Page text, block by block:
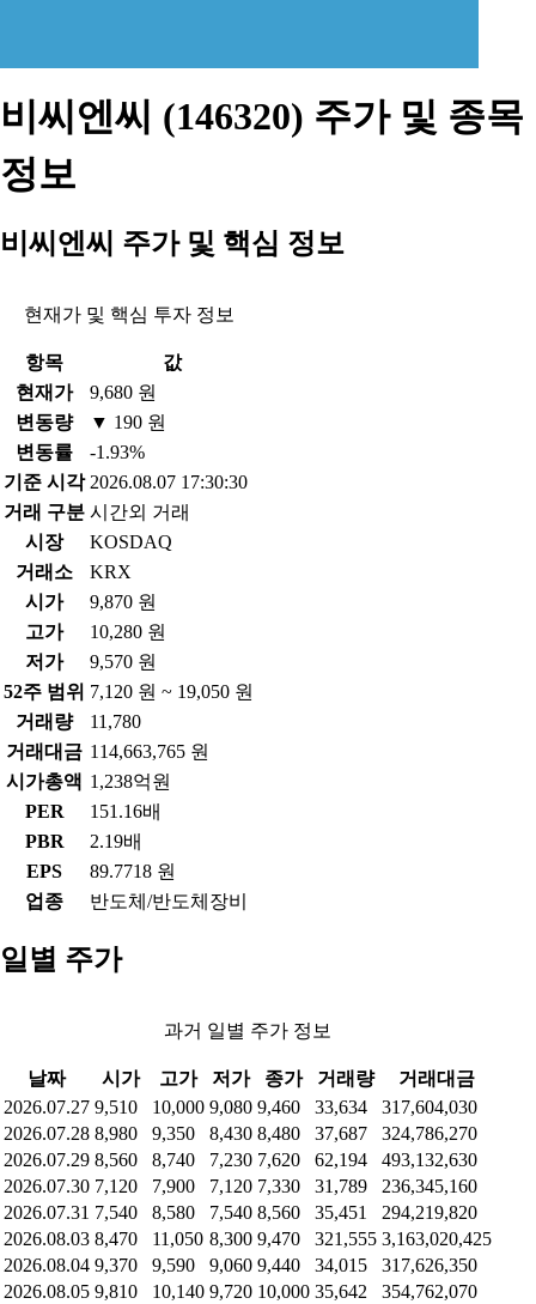
비씨엔씨 (146320) 주가 및 종목
정보
비씨엔씨 주가 및 핵심 정보
현재가 및 핵심 투자 정보
항목
값
현재가
9,680 원
변동량
▼ 190 원
변동률
-1.93%
기준 시각 2026.08.07 17:30:30
거래 구분 시간외 거래
시장
KOSDAQ
거래소
KRX
시가
9,870 원
고가
10,280 원
저가
9,570 원
52주 범위 7,120 원 ~ 19,050 원
거래량
11,780
거래대금 114,663,765 원
시가총액 1,238억원
PER
151.16배
PBR
2.19배
EPS
89.7718 원
업종
반도체/반도체장비
일별 주가
과거 일별 주가 정보
날짜 시가 고가 저가 종가 거래량
거래대금
2026.07.27 9,510 10,000 9,080 9,460 33,634
317,604,030
2026.07.28 8,980 9,350 8,430 8,480 37,687
324,786,270
2026.07.29 8,560 8,740 7,230 7,620 62,194
493,132,630
2026.07.30 7,120 7,900 7,120 7,330 31,789
236,345,160
2026.07.31 7,540 8,580 7,540 8,560 35,451
294,219,820
2026.08.03 8,470 11,050 8,300 9,470 321,555 3,163,020,425
2026.08.04 9,370 9,590 9,060 9,440 34,015
317,626,350
2026.08.05 9,810 10,140 9,720 10,000 35,642 354,762,070